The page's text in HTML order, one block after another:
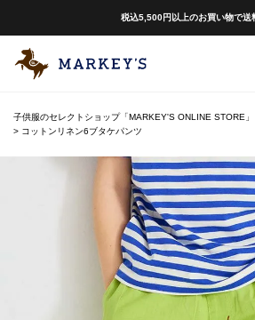
税込5,500円以上のお買い物で送
子供服のセレクトショップ「MARKEY'S ONLINE STORE」
コットンリネン6ブタケパンツ